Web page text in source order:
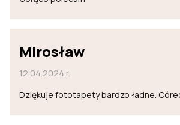
Mirosław
12.04.2024 r.
Dziękuje fototapety bardzo ładne.